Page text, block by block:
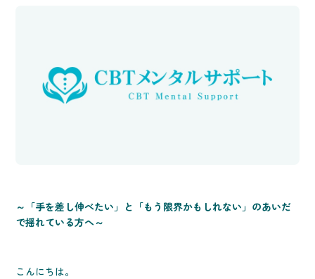
～「手を差し伸べたい」と「もう限界かもしれない」のあいだ
で揺れている方へ～
こんにちは。